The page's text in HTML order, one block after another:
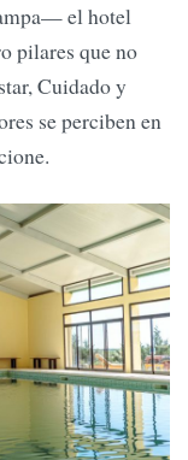
el hotel
pilares que no
Cuidado y
se perciben en